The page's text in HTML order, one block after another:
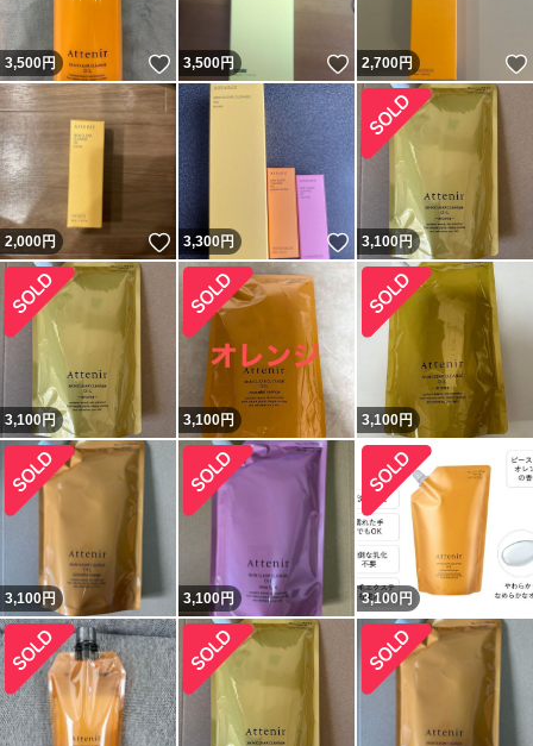
3,500円 いいね！
3,500円 いいね！
2,700円
2,000円 いいね！
3,300円 いいね！
3,100円
3,100円 3,100円 3,100円
3,100円 3,100円 3,100 円